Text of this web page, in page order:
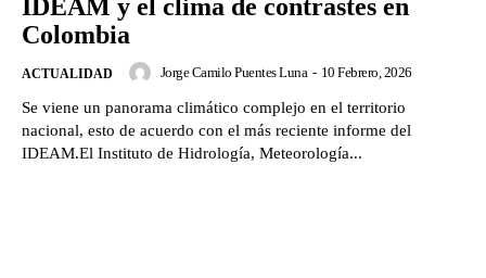
IDEAM y el clima de contrastes en
Colombia
ACTUALIDAD Jorge Camilo Puentes Luna - 10 Febrero, 2026
Se viene un panorama climático complejo en el territorio
nacional, esto de acuerdo con el más reciente informe del
IDEAM.El Instituto de Hidrología, Meteorología...